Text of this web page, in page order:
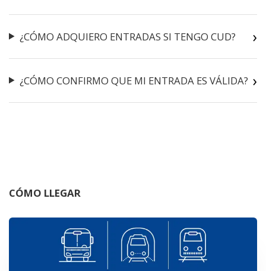
¿CÓMO ADQUIERO ENTRADAS SI TENGO CUD?
¿CÓMO CONFIRMO QUE MI ENTRADA ES VÁLIDA?
CÓMO LLEGAR